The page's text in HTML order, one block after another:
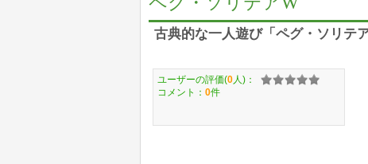
古典的な一人遊び「ペグ・ソリテ
ユーザーの評価(0 人)：
コメント： 0件